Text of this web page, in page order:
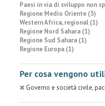
Paesi in via di sviluppo non
Regione Medio Oriente (3)
Western Africa, regional (1)
Regione Nord Sahara (1)
Regione Sud Sahara (1)
Regione Europa (1)
Per cosa vengono
Governo e società civile,